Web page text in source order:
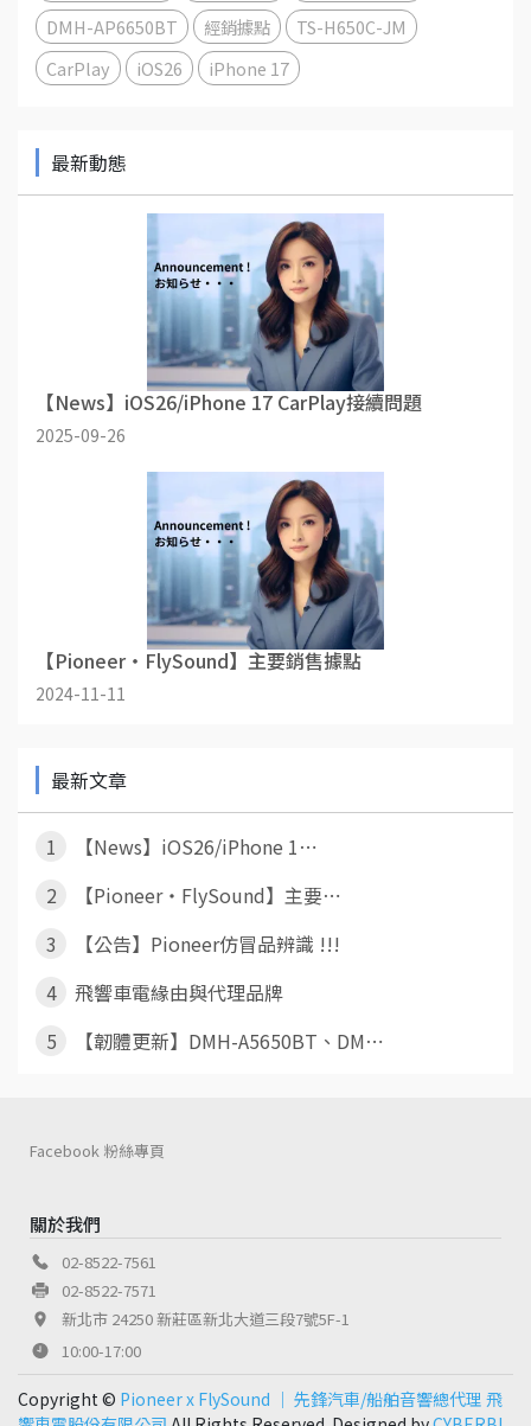
DMH-AP6650BT
經銷據點
TS-H650C-JM
CarPlay
iOS26 iPhone 17
最新動態
【News】iOS26/iPhone 17 CarPlay接續問題
2025-09-26
【Pioneer・FlySound】主要銷售據點
2024-11-11
最新文章
1
【News】iOS26/iPhone 1⋯
2
【Pioneer・FlySound】主要⋯
3
【公告】Pioneer仿冒品辨識 !!!
4
飛響車電緣由與代理品牌
5
【韌體更新】DMH-A5650BT、DM⋯
關於我們
02-8522-7561
02-8522-7571
新北市 24250 新莊區新北大道三段7號5F-1
10:00-17:00
Facebook 粉絲專頁
Copyright © Pioneer x FlySound │ 先鋒汽車/船舶音響總代理 飛